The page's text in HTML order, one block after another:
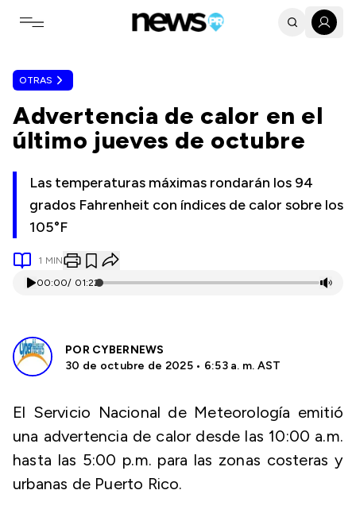
Toggle navigation menu
OTRAS
Advertencia de calor en el
último jueves de octubre
Las temperaturas máximas rondarán los 94
grados Fahrenheit con índices de calor sobre los
105°F
1 MIN
00:00/ 01:22
POR CYBERNEWS
30 de octubre de 2025 • 6:53 a. m. AST
El Servicio Nacional de Meteorología emitió
una advertencia de calor desde las 10:00 a.m.
hasta las 5:00 p.m. para las zonas costeras y
urbanas de Puerto Rico.